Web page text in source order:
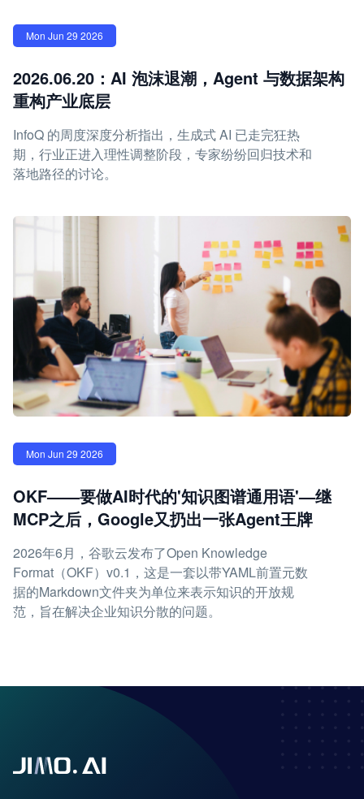
Mon Jun 29 2026
2026.06.20：AI 泡沫退潮，Agent 与数据架构
重构产业底层
InfoQ 的周度深度分析指出，生成式 AI 已走完狂热
期，行业正进入理性调整阶段，专家纷纷回归技术和
落地路径的讨论。
Mon Jun 29 2026
OKF——要做AI时代的'知识图谱通用语'—继
MCP之后，Google又扔出一张Agent王牌
2026年6月，谷歌云发布了Open Knowledge
Format（OKF）v0.1，这是一套以带YAML前置元数
据的Markdown文件夹为单位来表示知识的开放规
范，旨在解决企业知识分散的问题。